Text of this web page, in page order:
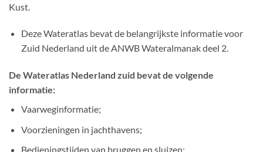
Kust.
Deze Wateratlas bevat de belangrijkste informatie voor
Zuid Nederland uit de ANWB Wateralmanak deel 2.
De Wateratlas Nederland zuid bevat de volgende
informatie:
Vaarweginformatie;
Voorzieningen in jachthavens;
Bedieningstijden van bruggen en sluizen;